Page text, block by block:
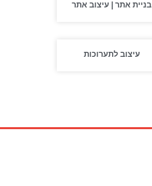
בניית אתר | עיצוב אתר
עיצוב לתערוכות